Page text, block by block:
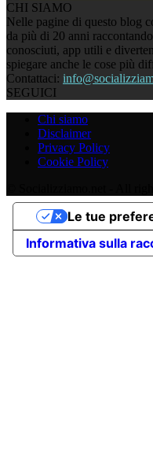
CHI SIAMO
Nelle pagine di questo blog
da più di 20 anni
conosciuti, app utili e
spiegare anche le cose più
Contattaci:
SEGUICI
Chi siamo
Disclaimer
Privacy Policy
Cookie Policy
Informativa sulla
Le tue